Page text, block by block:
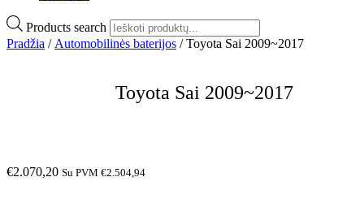
Products search
Pradžia / Automobilinės baterijos / Toyota Sai 2009~2017
Toyota Sai 2009~2017
€2.070,20 Su PVM €2.504,94